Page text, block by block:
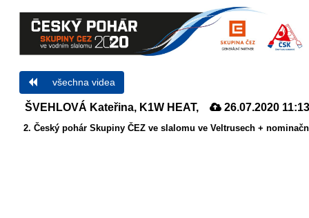
všechna videa
ŠVEHLOVÁ Kateřina, K1W HEAT, 26.07.2020
2. Český pohár Skupiny ČEZ ve slalomu ve Veltrusech +